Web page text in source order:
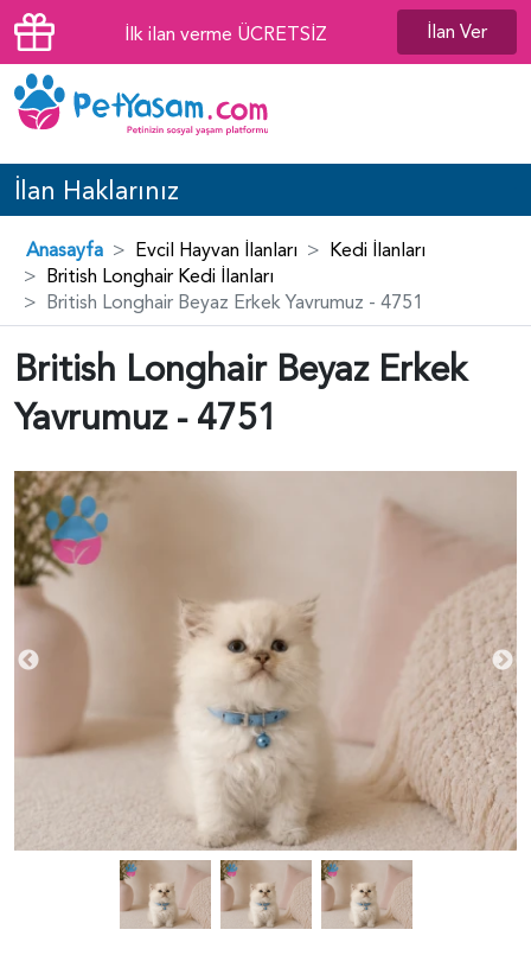
İlk ilan verme ÜCRETSİZ İlan Ver
İlan Haklarınız
Anasayfa Evcil Hayvan İlanları
Kedi İlanları
British Longhair Kedi İlanları
British Longhair Beyaz Erkek Yavrumuz - 4751
British Longhair Beyaz Erkek
Yavrumuz - 4751